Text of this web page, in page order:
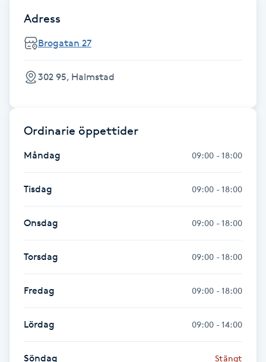
Friskvård
Friskvårdsmassage
Frisör
Funktionsanalys
Gel naglar
Gelenaglar
Gellack
Gellack med förstärkning
Gravidmassage
Adress
Brogatan 27
302 95, Halmstad
Ordinarie öppettider
Måndag 09:00 - 18:00
Tisdag 09:00 - 18:00
Onsdag 09:00 - 18:00
Torsdag 09:00 - 18:00
Fredag 09:00 - 18:00
Lördag 09:00 - 14:00
Söndag Stängt